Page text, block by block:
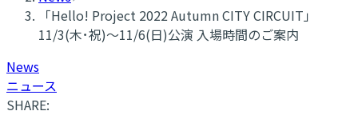
「Hello! Project 2022 Autumn CITY CIRCUIT」
11/3(木･祝)～11/6(日)公演 入場時間のご案内
News
ニュース
SHARE: